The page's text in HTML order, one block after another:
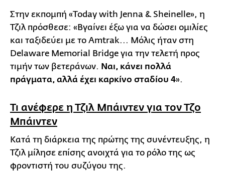
Στην εκπομπή «Today with Jenna & Sheinelle», η
Τζιλ πρόσθεσε: «Βγαίνει έξω για να δώσει ομιλίες
και ταξιδεύει με το Amtrak... Μόλις ήταν στη
Delaware Memorial Bridge για την τελετή προς
τιμήν των βετεράνων. Ναι, κάνει πολλά
πράγματα, αλλά έχει καρκίνο σταδίου 4».
Τι ανέφερε η Τζιλ Μπάιντεν για τον Τζο
Μπάιντεν
Κατά τη διάρκεια της πρώτης της συνέντευξης, η
Τζιλ μίλησε επίσης ανοιχτά για το ρόλο της ως
φροντιστή του συζύγου της.